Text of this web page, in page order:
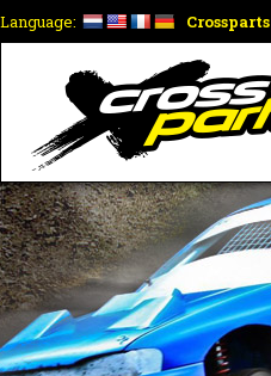
Language: Crossparts